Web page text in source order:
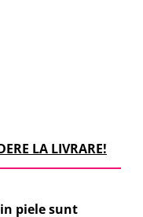
LA LIVRARE!
piele sunt